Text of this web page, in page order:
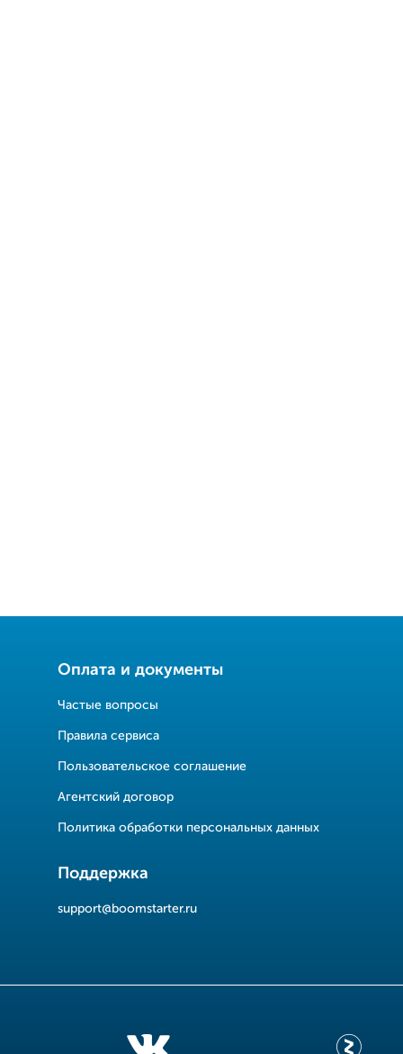
Оплата и документы
Частые вопросы
Правила сервиса
Пользовательское соглашение
Агентский договор
Политика обработки персональных данных
Поддержка
support@boomstarter.ru